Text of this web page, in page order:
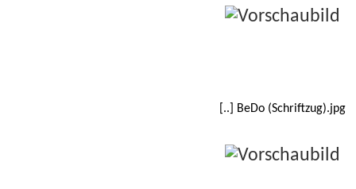
[..] BeDo (Schriftzug).jpg